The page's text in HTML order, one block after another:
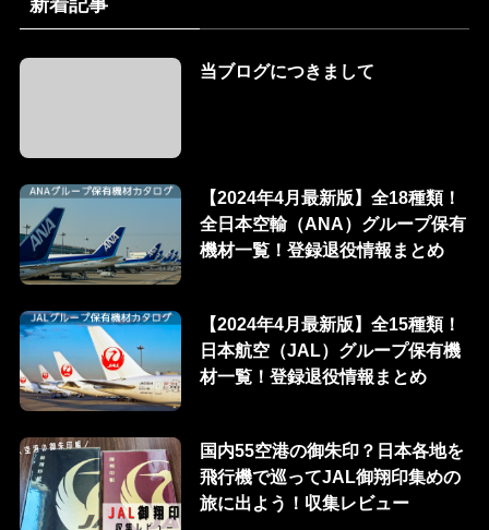
当ブログにつきまして
【2024年4月最新版】全18種類！
全日本空輸（ANA）グループ保有
機材一覧！登録退役情報まとめ
【2024年4月最新版】全15種類！
日本航空（JAL）グループ保有機
材一覧！登録退役情報まとめ
国内55空港の御朱印？日本各地を
飛行機で巡ってJAL御翔印集めの
旅に出よう！収集レビュー